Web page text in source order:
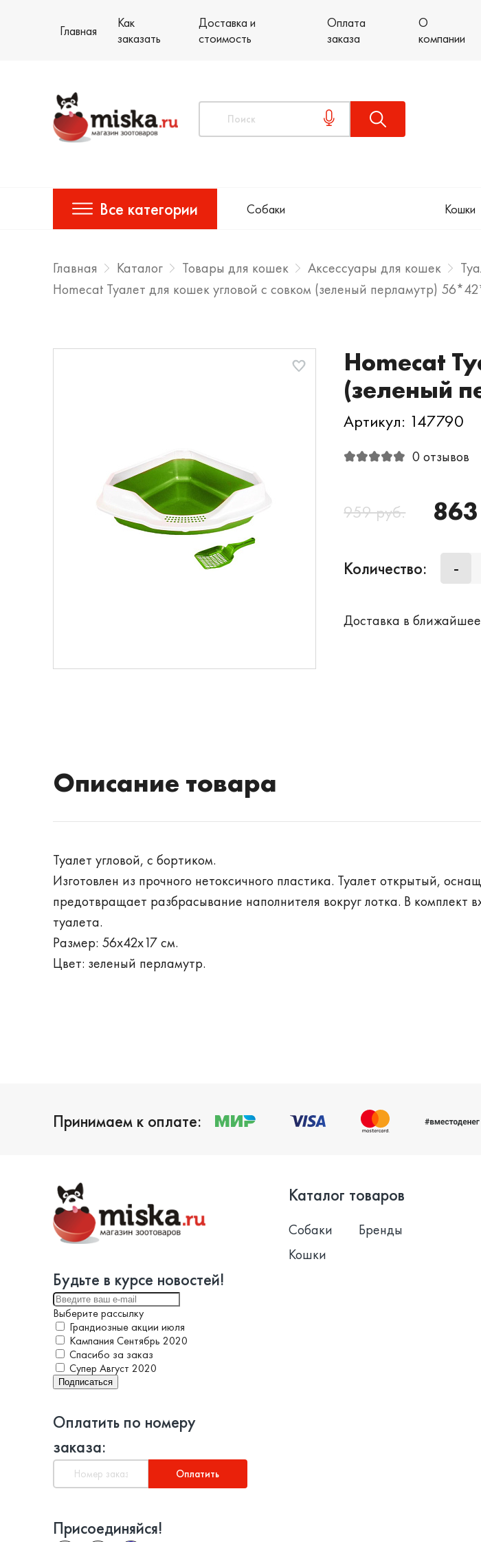
Главная
Как
заказать
Доставка и
стоимость
Оплата
заказа
О
компании
Все категории Собаки Кошки
Главная Каталог Товары для кошек Аксессуары для кошек
Homecat Туалет для кошек угловой с совком (зеленый перламутр)
Homecat
(зеленый
Артикул: 147790
0 отзывов
959 руб.
Количество: -
Доставка в
Описание товара
Туалет угловой, с бортиком.
Изготовлен из прочного нетоксичного пластика. Туалет открытый,
предотвращает разбрасывание наполнителя вокруг лотка. В комплект
туалета.
Размер: 56х42х17 см.
Цвет: зеленый перламутр.
Принимаем к оплате:
Будьте в курсе новостей!
Выберите рассылку
Грандиозные акции июля
Кампания Сентябрь 2020
Спасибо за заказ
Супер Август 2020
Подписаться
Оплатить по номеру
заказа:
Оплатить
Присоединяйся!
Каталог товаров
Собаки
Кошки
Бренды